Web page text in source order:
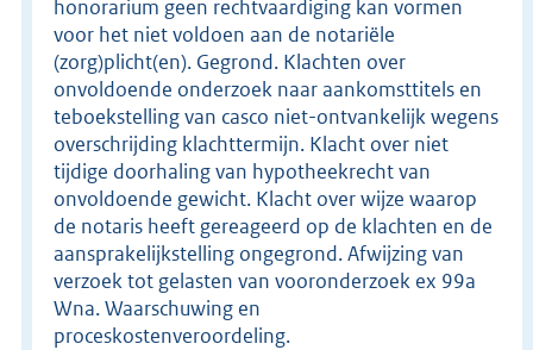
honorarium geen rechtvaardiging kan vormen
voor het niet voldoen aan de notariële
(zorg)plicht(en). Gegrond. Klachten over
onvoldoende onderzoek naar aankomsttitels en
teboekstelling van casco niet-ontvankelijk wegens
overschrijding klachttermijn. Klacht over niet
tijdige doorhaling van hypotheekrecht van
onvoldoende gewicht. Klacht over wijze waarop
de notaris heeft gereageerd op de klachten en de
aansprakelijkstelling ongegrond. Afwijzing van
verzoek tot gelasten van vooronderzoek ex 99a
Wna. Waarschuwing en
proceskostenveroordeling.